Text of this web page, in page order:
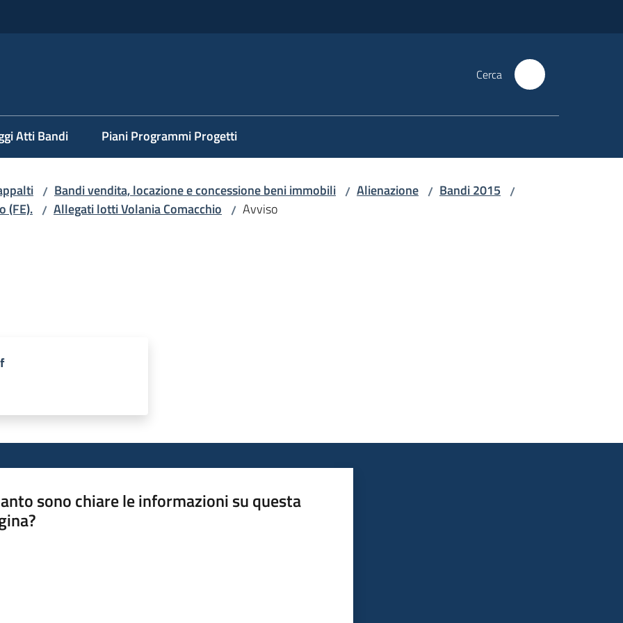
Cerca
Atti Bandi Piani Programmi Progetti
/ Bandi vendita, locazione e concessione beni immobili / Alienazione / Bandi 2015 /
(FE). / Allegati lotti Volania Comacchio / Avviso
sono chiare le informazioni su questa